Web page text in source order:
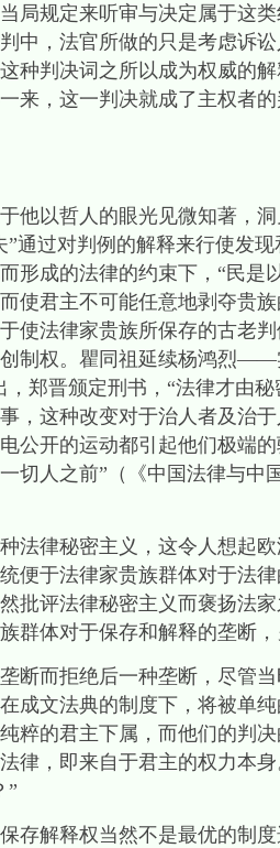
局规定来听审与决定属于这
中，法官所做的只是考虑诉
种判决词之所以成为权威的
来，这一判决就成了主权者
他以哲人的眼光见微知著，
”通过对判例的解释来行使
形成的法律的约束下，“民
使君主不可能任意地剥夺贵
使法律家贵族所保存的古老
制权。瞿同祖延续杨鸿烈
，郑晋颁定刑书，“法律才由
，这种改变对于治人者及治
公开的运动都引起他们极端
切人之前”（《中国法律与
法律秘密主义，这令人想起
便于法律家贵族群体对于法
批评法律秘密主义而褒扬法
群体对于保存和解释的垄断
断而拒绝后一种垄断，尽管
成文法典的制度下，将被单
粹的君主下属，而他们的判
律，即来自于君主的权力本
”
存解释权当然不是最优的制